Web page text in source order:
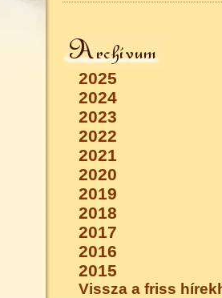
2025
2024
2023
2022
2021
2020
2019
2018
2017
2016
2015
Vissza a friss